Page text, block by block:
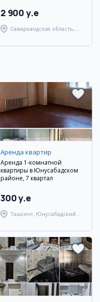
2 900 y.e
Самаркандская область,
Аренда квартир
Аренда 1-комнатной
квартиры в Юнусабадском
районе, 7 квартал
300 y.e
Ташкент, Юнусабадский